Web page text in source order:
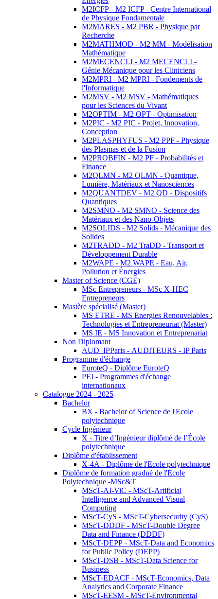
M2ICFP - M2 ICFP - Centre International
de Physique Fondamentale
M2MARES - M2 PBR - Physique par
Recherche
M2MATHMOD - M2 MM - Modélisation
Mathématique
M2MECENCLI - M2 MECENCLI -
Génie Mécanique pour les Cliniciens
M2MPRI - M2 MPRI - Fondements de
l'Informatique
M2MSV - M2 MSV - Mathématiques
pour les Sciences du Vivant
M2OPTIM - M2 OPT - Optimisation
M2PIC - M2 PIC - Projet, Innovation,
Conception
M2PLASPHYFUS - M2 PPF - Physique
des Plasmas et de la Fusion
M2PROBFIN - M2 PF - Probabilités et
Finance
M2QLMN - M2 QLMN - Quantique,
Lumière, Matériaux et Nanosciences
M2QUANTDEV - M2 QD - Dispositifs
Quantiques
M2SMNO - M2 SMNO - Science des
Matériaux et des Nano-Objets
M2SOLIDS - M2 Solids - Mécanique des
Solides
M2TRADD - M2 TraDD - Transport et
Développement Durable
M2WAPE - M2 WAPE - Eau, Air,
Pollution et Énergies
Master of Science (CGE)
MSc Entrepreneurs - MSc X-HEC
Entrepreneurs
Mastère spécialisé (Master)
MS ETRE - MS Energies Renouvelables :
Technologies et Entrepreneuriat (Master)
MS IE - MS Innovation et Entreprenariat
Non Diplomant
AUD_IPParis - AUDITEURS - IP Paris
Programme d'échange
EuroteQ - Diplôme EuroteQ
PEI - Programmes d'échange
internationaux
Catalogue 2024 - 2025
Bachelor
BX - Bachelor of Science de l'Ecole
polytechnique
Cycle Ingénieur
X - Titre d’Ingénieur diplômé de l’École
polytechnique
Diplôme d'établissement
X-4A - Diplôme de l'Ecole polytechnique
Diplôme de formation gradué de l'Ecole
Polytechnique -MSc&T
MScT-AI-ViC - MScT-Artificial
Intelligence and Advanced Visual
Computing
MScT-CyS - MScT-Cybersecurity (CyS)
MScT-DDDF - MScT-Double Degree
Data and Finance (DDDF)
MScT-DEPP - MScT-Data and Economics
for Public Policy (DEPP)
MScT-DSB - MScT-Data Science for
Business
MScT-EDACF - MScT-Economics, Data
Analytics and Corporate Finance
MScT-EESM - MScT-Environmental